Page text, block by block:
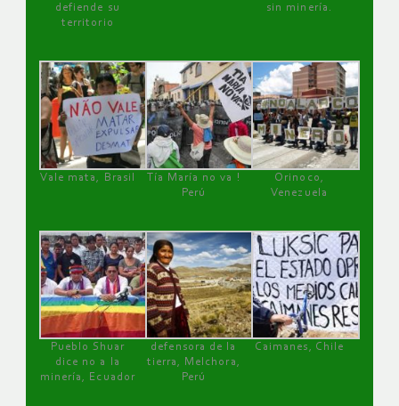
defiende su
territorio
sin minería.
Vale mata, Brasil
Tía María no va !
Perú
Orinoco,
Venezuela
Pueblo Shuar
dice no a la
minería, Ecuador
defensora de la
tierra, Melchora,
Perú
Caimanes, Chile